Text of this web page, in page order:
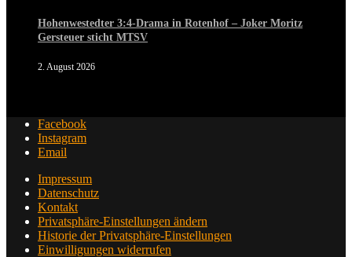
Hohenwestedter 3:4-Drama in Rotenhof – Joker Moritz
Gersteuer sticht MTSV
2. August 2026
Facebook
Instagram
Email
Impressum
Datenschutz
Kontakt
Privatsphäre-Einstellungen ändern
Historie der Privatsphäre-Einstellungen
Einwilligungen widerrufen